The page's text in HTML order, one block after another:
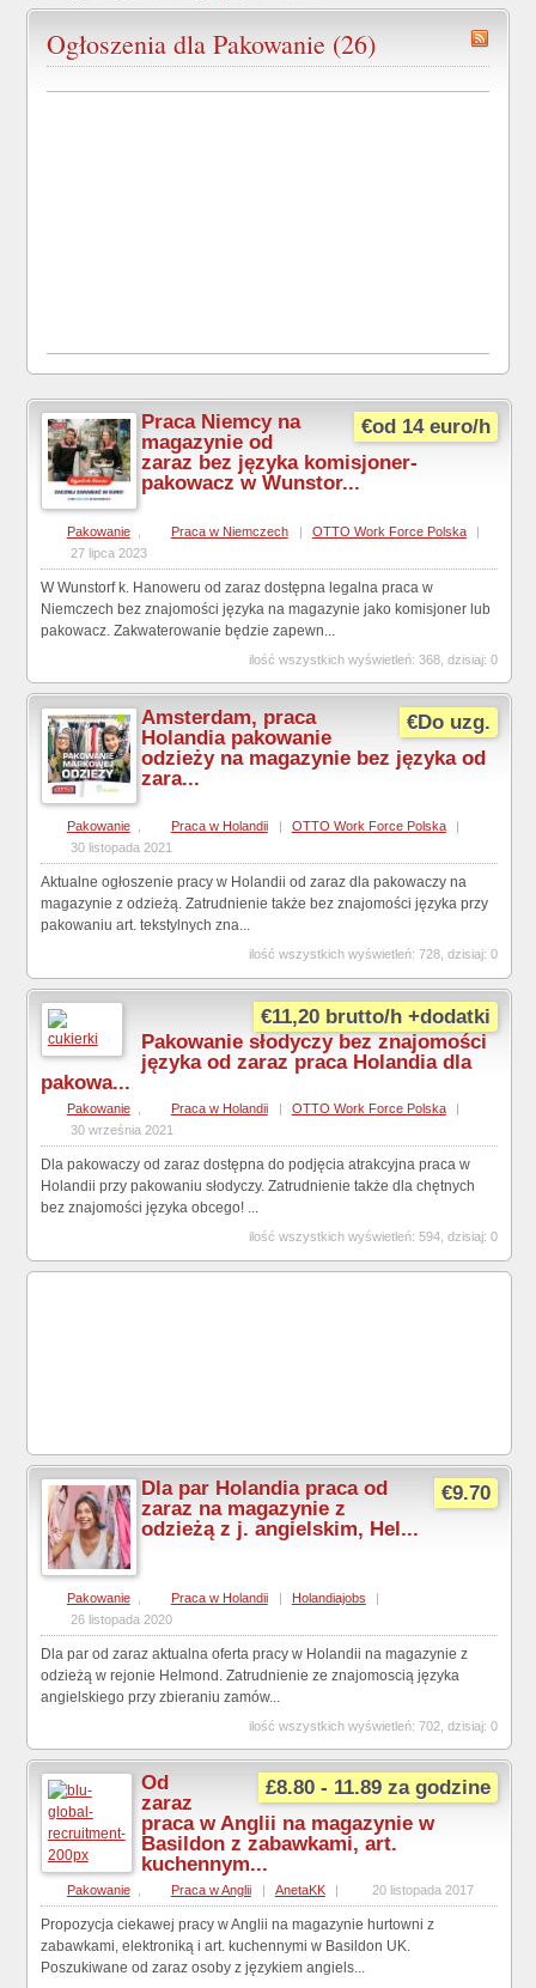
Ogłoszenia dla Pakowanie (26)
€od 14 euro/h
Praca Niemcy na
magazynie od
zaraz bez języka komisjoner-
pakowacz w Wunstor...
Pakowanie Praca w Niemczech | OTTO Work Force Polska
|
27 lipca 2023
W Wunstorf k. Hanoweru od zaraz dostępna legalna praca w
Niemczech bez znajomości języka na magazynie jako komisjoner lub
pakowacz. Zakwaterowanie będzie zapewn...
ilość wszystkich wyświetleń: 368, dzisiaj: 0
€Do uzg.
Amsterdam, praca
Holandia pakowanie
odzieży na magazynie bez języka od
zara...
Pakowanie , Praca w Holandii OTTO Work Force Polska
30 listopada 2021
Aktualne ogłoszenie pracy w Holandii od zaraz dla pakowaczy na
magazynie z odzieżą. Zatrudnienie także bez znajomości języka przy
pakowaniu art. tekstylnych zna...
ilość wszystkich wyświetleń: 728, dzisiaj: 0
€11,20 brutto/h +dodatki
Pakowanie słodyczy bez znajomości
języka od zaraz praca Holandia dla
pakowa...
Pakowanie Praca w Holandii | OTTO Work Force Polska
|
30 września 2021
Dla pakowaczy od zaraz dostępna do podjęcia atrakcyjna praca w
Holandii przy pakowaniu słodyczy. Zatrudnienie także dla chętnych
bez znajomości języka obcego! ...
ilość wszystkich wyświetleń: 594, dzisiaj: 0
€9.70
Dla par Holandia praca od
zaraz na magazynie z
odzieżą z j. angielskim, Hel...
Pakowanie Praca w Holandii | Holandiajobs
|
26 listopada 2020
Dla par od zaraz aktualna oferta pracy w Holandii na magazynie z
odzieżą w rejonie Helmond. Zatrudnienie ze znajomoscią języka
angielskiego przy zbieraniu zamów...
ilość wszystkich wyświetleń: 702, dzisiaj: 0
£8.80 - 11.89 za godzine
Od
zaraz
praca w Anglii na magazynie w
Basildon z zabawkami, art.
kuchennym...
Pakowanie Praca w Anglii AnetaKK 20 listopada 2017
Propozycja ciekawej pracy w Anglii na magazynie hurtowni z
zabawkami, elektroniką i art. kuchennymi w Basildon UK.
Poszukiwane od zaraz osoby z językiem angiels...